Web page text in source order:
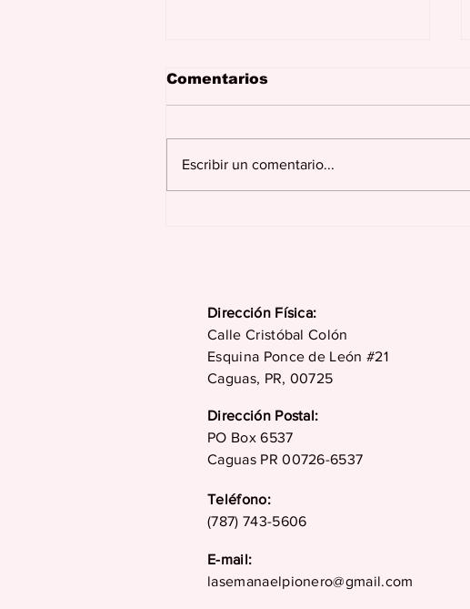
Comentarios
Escribir un comentario...
Dirección Física:
Calle Cristóbal Colón
Esquina Ponce de León #21
Caguas, PR, 00725
Dirección Postal:
PO Box 6537
Caguas PR 00726-6537
Teléfono:
(787) 743-5606
E-mail:
lasemanaelpionero@gmail.com